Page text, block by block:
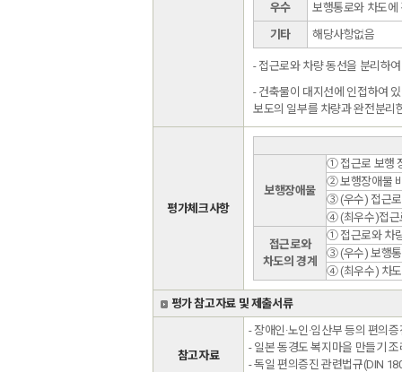
우수
보행통로와 차도에
기타
해당사항없음
- 접근로와 차량 동선을 분리하
- 건축물이 대지선에 인접하여
보도의 일부를 차량과 완전분리
평가체크사항
보행장애물
① 접근로 보행
② 보행장애물
③ (우수) 접근로
④ (최우수)접근
접근로와
차도의 경계
① 접근로와 차
③ (우수) 보행통
④ (최우수) 차도
평가 참고자료 및 제출서류
참고자료
- 장애인·노인·임산부 등의 편의
- 일본 동경도 복지마을 만들기 조
- 독일 편의증진 관련법규(DIN